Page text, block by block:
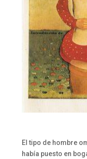
El tipo de hombre
había puesto en